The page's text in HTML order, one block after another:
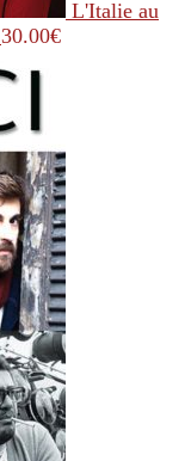
L'Italie au
30.00€